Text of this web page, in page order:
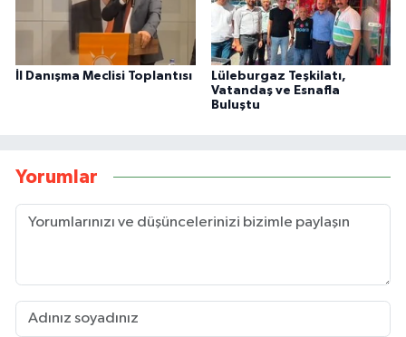
İl Danışma Meclisi Toplantısı
Lüleburgaz Teşkilatı,
Vatandaş ve Esnafla
Buluştu
Yorumlar